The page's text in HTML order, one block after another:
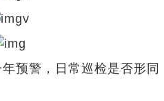
警，日常巡检是否形同